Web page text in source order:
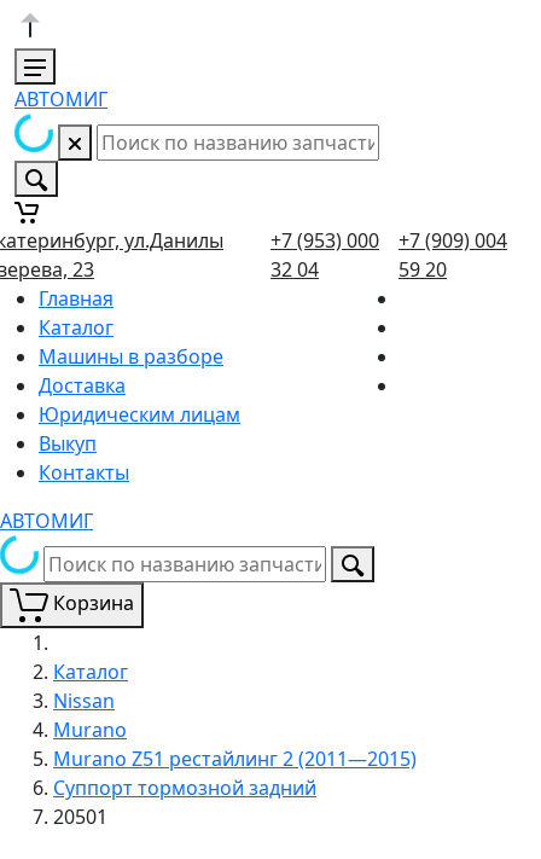
АВТОМИГ
ул.Данилы
23
+7 (953) 000
32 04
+7 (909) 004
59 20
Главная
Каталог
Машины в разборе
Доставка
Юридическим лицам
Выкуп
Контакты
АВТОМИГ
Корзина
Каталог
Nissan
Murano
Murano Z51 рестайлинг 2 (2011—2015)
Суппорт тормозной задний
20501